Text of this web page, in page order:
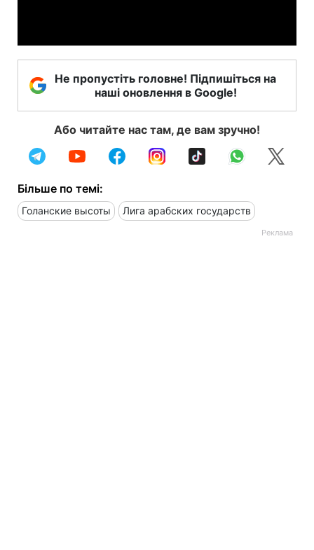
Не пропустіть головне! Підпишіться на
наші оновлення в Google!
Або читайте нас там, де вам зручно!
Більше по темі:
Голанские высоты Лига арабских государств